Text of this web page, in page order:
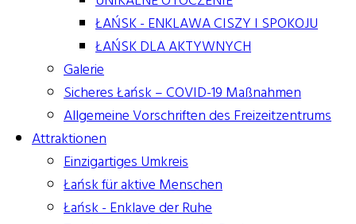
ŁAŃSK - ENKLAWA CISZY I SPOKOJU
ŁAŃSK DLA AKTYWNYCH
Galerie
Sicheres Łańsk – COVID-19 Maßnahmen
Allgemeine Vorschriften des Freizeitzentrums
Attraktionen
Einzigartiges Umkreis
Łańsk für aktive Menschen
Łańsk - Enklave der Ruhe